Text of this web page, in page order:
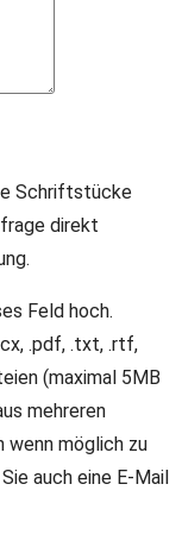
Schriftstücke
direkt
Feld hoch.
.pdf, .txt, .rtf,
(maximal 5MB
mehreren
wenn möglich zu
auch eine E-Mail